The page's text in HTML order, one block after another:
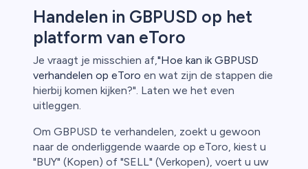
Handelen in GBPUSD op het
platform van eToro
Je vraagt je misschien af, "Hoe kan ik GBPUSD
verhandelen op eToro en wat zijn de stappen die
hierbij komen kijken?". Laten we het even
uitleggen.
Om GBPUSD te verhandelen, zoekt u gewoon
naar de onderliggende waarde op eToro, kiest u
"BUY" (Kopen) of "SELL" (Verkopen), voert u uw